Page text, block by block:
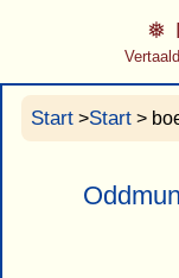
Start >Start >